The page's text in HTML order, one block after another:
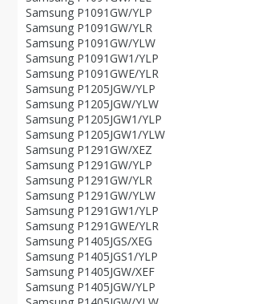
Samsung P1091GW/YLP
Samsung P1091GW/YLR
Samsung P1091GW/YLW
Samsung P1091GW1/YLP
Samsung P1091GWE/YLR
Samsung P1205JGW/YLP
Samsung P1205JGW/YLW
Samsung P1205JGW1/YLP
Samsung P1205JGW1/YLW
Samsung P1291GW/XEZ
Samsung P1291GW/YLP
Samsung P1291GW/YLR
Samsung P1291GW/YLW
Samsung P1291GW1/YLP
Samsung P1291GWE/YLR
Samsung P1405JGS/XEG
Samsung P1405JGS1/YLP
Samsung P1405JGW/XEF
Samsung P1405JGW/YLP